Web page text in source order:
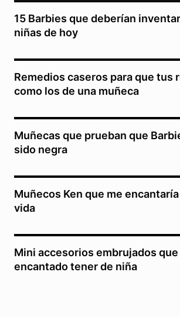
15 Barbies que deberían
niñas de hoy
Remedios caseros para que tus
como los de una muñeca
Muñecas que prueban que
sido negra
Muñecos Ken que me
vida
Mini accesorios embrujados
encantado tener de niña